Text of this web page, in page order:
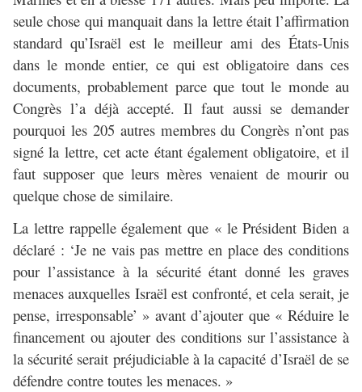
seule chose qui manquait dans la lettre était l’affirmation
standard qu’Israël est le meilleur ami des États-Unis
dans le monde entier, ce qui est obligatoire dans ces
documents, probablement parce que tout le monde au
Congrès l’a déjà accepté. Il faut aussi se demander
pourquoi les 205 autres membres du Congrès n’ont pas
signé la lettre, cet acte étant également obligatoire, et il
faut supposer que leurs mères venaient de mourir ou
quelque chose de similaire.
La lettre rappelle également que « le Président Biden a
déclaré : ‘Je ne vais pas mettre en place des conditions
pour l’assistance à la sécurité étant donné les graves
menaces auxquelles Israël est confronté, et cela serait, je
pense, irresponsable’ » avant d’ajouter que « Réduire le
financement ou ajouter des conditions sur l’assistance à
la sécurité serait préjudiciable à la capacité d’Israël de se
défendre contre toutes les menaces. »